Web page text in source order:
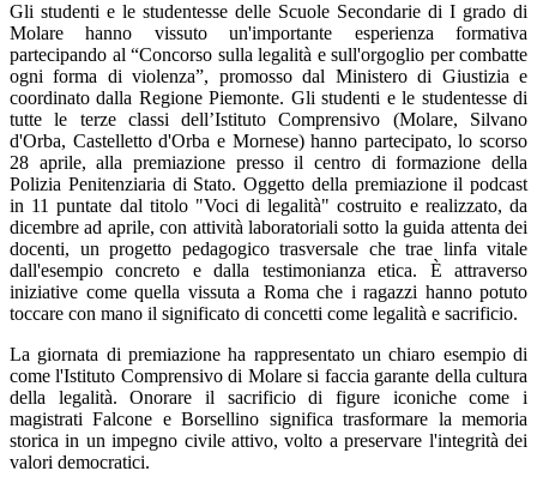
Gli studenti e le studentesse delle Scuole Secondarie di I grado di
Molare hanno vissuto un'importante esperienza formativa
partecipando al “Concorso sulla legalità e sull'orgoglio per combatte
ogni forma di violenza”, promosso dal Ministero di Giustizia e
coordinato dalla Regione Piemonte. Gli studenti e le studentesse di
tutte le terze classi dell’Istituto Comprensivo (Molare, Silvano
d'Orba, Castelletto d'Orba e Mornese) hanno partecipato, lo scorso
28 aprile, alla premiazione presso il centro di formazione della
Polizia Penitenziaria di Stato. Oggetto della premiazione il podcast
in 11 puntate dal titolo "Voci di legalità" costruito e realizzato, da
dicembre ad aprile, con attività laboratoriali sotto la guida attenta dei
docenti, un progetto pedagogico trasversale che trae linfa vitale
dall'esempio concreto e dalla testimonianza etica. È attraverso
iniziative come quella vissuta a Roma che i ragazzi hanno potuto
toccare con mano il significato di concetti come legalità e sacrificio.
La giornata di premiazione ha rappresentato un chiaro esempio di
come l'Istituto Comprensivo di Molare si faccia garante della cultura
della legalità. Onorare il sacrificio di figure iconiche come i
magistrati Falcone e Borsellino significa trasformare la memoria
storica in un impegno civile attivo, volto a preservare l'integrità dei
valori democratici.